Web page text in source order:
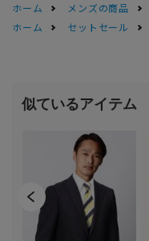
ホーム
メンズの商品
ホーム
セットセール